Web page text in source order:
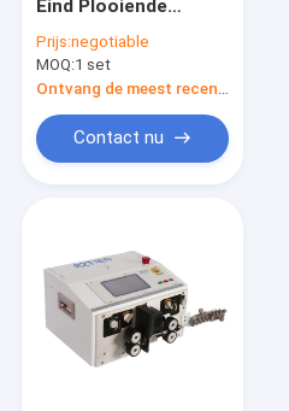
Eind Plooiende
Verwerking van de
Draaduitrusting
Prijs:negotiable
MOQ:1 set
Contact nu